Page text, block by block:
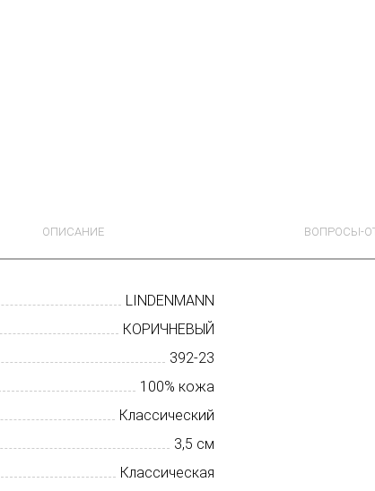
ОПИСАНИЕ ВОПРОСЫ-
LINDENMANN
КОРИЧНЕВЫЙ
392-23
100% кожа
Классический
3,5 см
Классическая